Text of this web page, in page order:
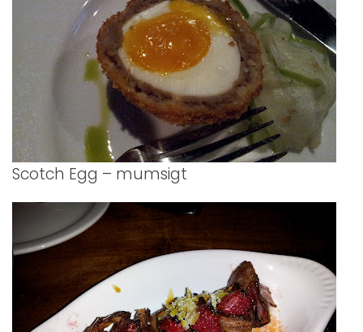
Scotch Egg – mumsigt